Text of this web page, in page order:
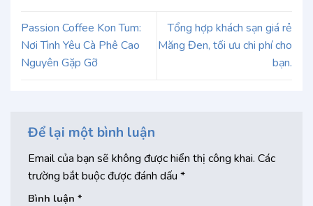
Passion Coffee Kon Tum:
Nơi Tình Yêu Cà Phê Cao
Nguyên Gặp Gỡ
Tổng hợp khách sạn giá rẻ
Măng Đen, tối ưu chi phí cho
bạn.
Để lại một bình luận
Email của bạn sẽ không được hiển thị công khai. Các
trường bắt buộc được đánh dấu *
Bình luận *